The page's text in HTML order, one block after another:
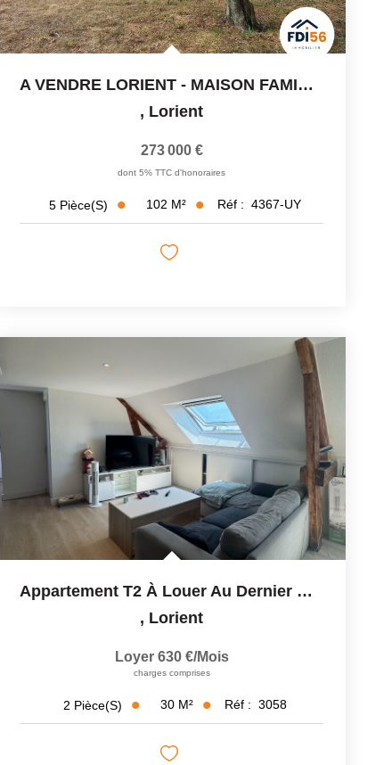
A VENDRE LORIENT - MAISON FAMILIALE 4 CHAMBRES - JARDIN -...
, Lorient
273 000 €
dont 5% TTC d'honoraires
5 Pièce(s) 102 M² Réf : 4367-UY
Appartement T2 À Louer Au Dernier Étage À Lorient - Réf 3058
, Lorient
Loyer 630 €/mois
charges comprises
2 Pièce(s) 30 M² Réf : 3058